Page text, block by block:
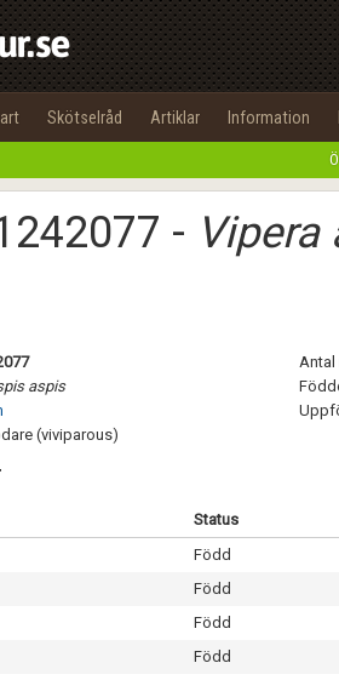
Skötselråd Artiklar Information
-
aspis
(viviparous)
Antal
Status
Född
Född
Född
Född
integritetspolicy
Namn:
Epost:
Lösenord:
Begär nytt